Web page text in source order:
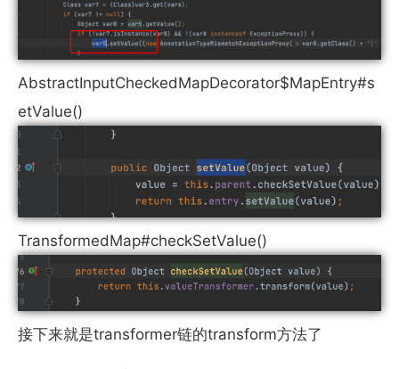
AbstractInputCheckedMapDecorator$MapEntry#s
etValue()
TransformedMap#checkSetValue()
接下来就是transformer链的transform方法了